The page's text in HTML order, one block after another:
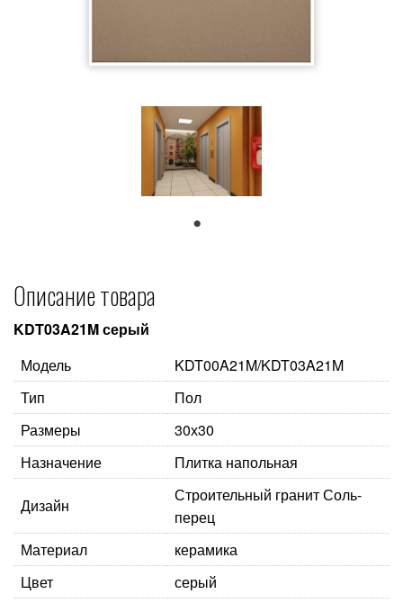
Описание товара
KDT03A21M серый
Модель
KDT00A21M/KDT03A21M
Тип
Пол
Размеры
30х30
Назначение
Плитка напольная
Дизайн
Строительный гранит Соль-
перец
Материал
керамика
Цвет
серый